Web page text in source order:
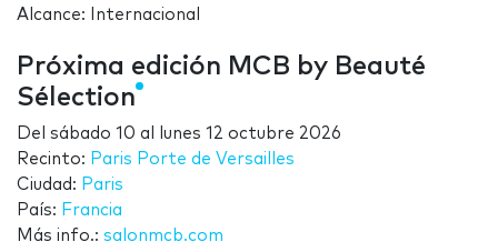
Alcance: Internacional
Próxima edición MCB by Beauté
Sélection
Del sábado 10 al
lunes 12 octubre 2026
Recinto: Paris Porte de Versailles
Ciudad: Paris
País: Francia
Más info.: salonmcb.com